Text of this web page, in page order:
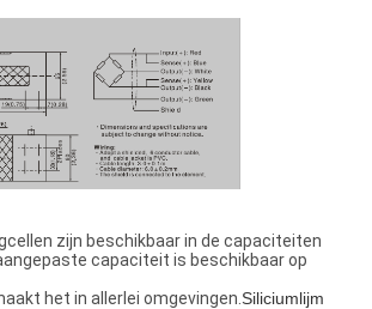
zijn beschikbaar in de capaciteiten
capaciteit is beschikbaar op
het in allerlei omgevingen.Siliciumlijm